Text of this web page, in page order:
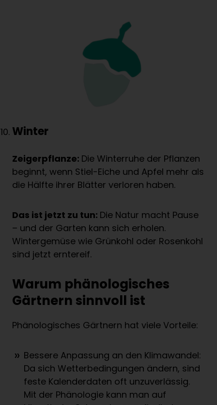
Winter
Zeigerpflanze: Die Winterruhe der Pflanzen
beginnt, wenn Stiel-Eiche und Apfel mehr als
die Hälfte ihrer Blätter verloren haben.
Das ist jetzt zu tun: Die Natur macht Pause
– und der Garten kann sich erholen.
Wintergemüse wie Grünkohl oder Rosenkohl
sind jetzt erntereif.
Warum phänologisches
Gärtnern sinnvoll ist
Phänologisches Gärtnern hat viele Vorteile:
Bessere Anpassung an den Klimawandel:
Da sich Wetterbedingungen ändern, sind
feste Kalenderdaten oft unzuverlässig.
Mit der Phänologie kann man auf